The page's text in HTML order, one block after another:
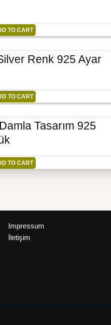
TO CART
Renk 925 Ayar
TO CART
Tasarım 925
TO CART
Impressum
İletişim